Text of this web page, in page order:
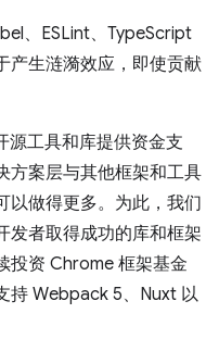
、ESLint、TypeScript
产生涟漪效应，即使贡献
源工具和库提供资金支
方案层与其他框架和工具
以做得更多。为此，我们
发者取得成功的库和框架
投资 Chrome 框架基金
持 Webpack 5、Nuxt 以